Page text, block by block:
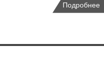
Подробнее